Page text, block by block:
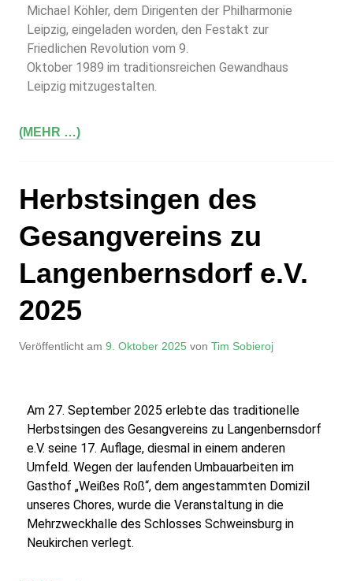
Michael Köhler, dem Dirigenten der Philharmonie
Leipzig, eingeladen worden, den Festakt zur
Friedlichen Revolution vom 9.
Oktober 1989 im traditionsreichen Gewandhaus
Leipzig mitzugestalten.
(MEHR …)
Herbstsingen des
Gesangvereins zu
Langenbernsdorf e.V.
2025
Veröffentlicht am 9. Oktober 2025 von Tim Sobieroj
Am 27. September 2025 erlebte das traditionelle
Herbstsingen des Gesangvereins zu Langenbernsdorf
e.V. seine 17. Auflage, diesmal in einem anderen
Umfeld. Wegen der laufenden Umbauarbeiten im
Gasthof „Weißes Roß“, dem angestammten Domizil
unseres Chores, wurde die Veranstaltung in die
Mehrzweckhalle des Schlosses Schweinsburg in
Neukirchen verlegt.